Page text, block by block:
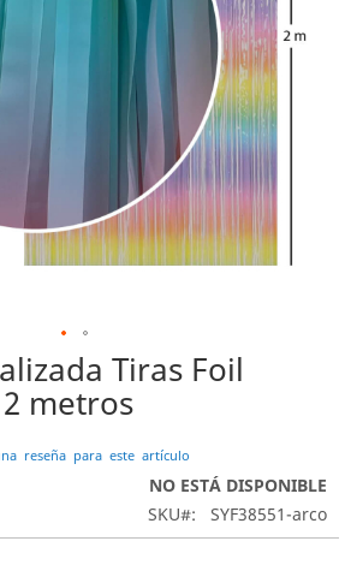
Tiras Foil
metros
reseña para este artículo
NO ESTÁ DISPONIBLE
SKU SYF38551-arco